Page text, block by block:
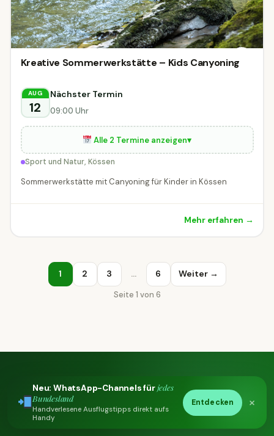
Kreative Sommerwerkstätte – Kids Canyoning
AUG
12
Nächster Termin
09:00 Uhr
Alle 2 Termine anzeigen▾
Sport und Natur, Kössen
Sommerwerkstätte mit Canyoning für Kinder in Kössen
Mehr erfahren →
1 2 3 … 6 Weiter →
Seite 1 von 6
Ausflugstipps direkt in dein Postfach
Bleib am Laufenden
Neu: WhatsApp-Channels fürjedes
Bundesland
Handverlesene Ausflugstipps direkt aufs
Handy
Entdecken ×